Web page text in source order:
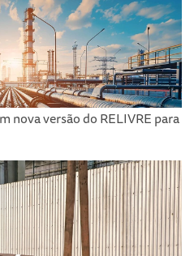
nova versão do RELIVRE para